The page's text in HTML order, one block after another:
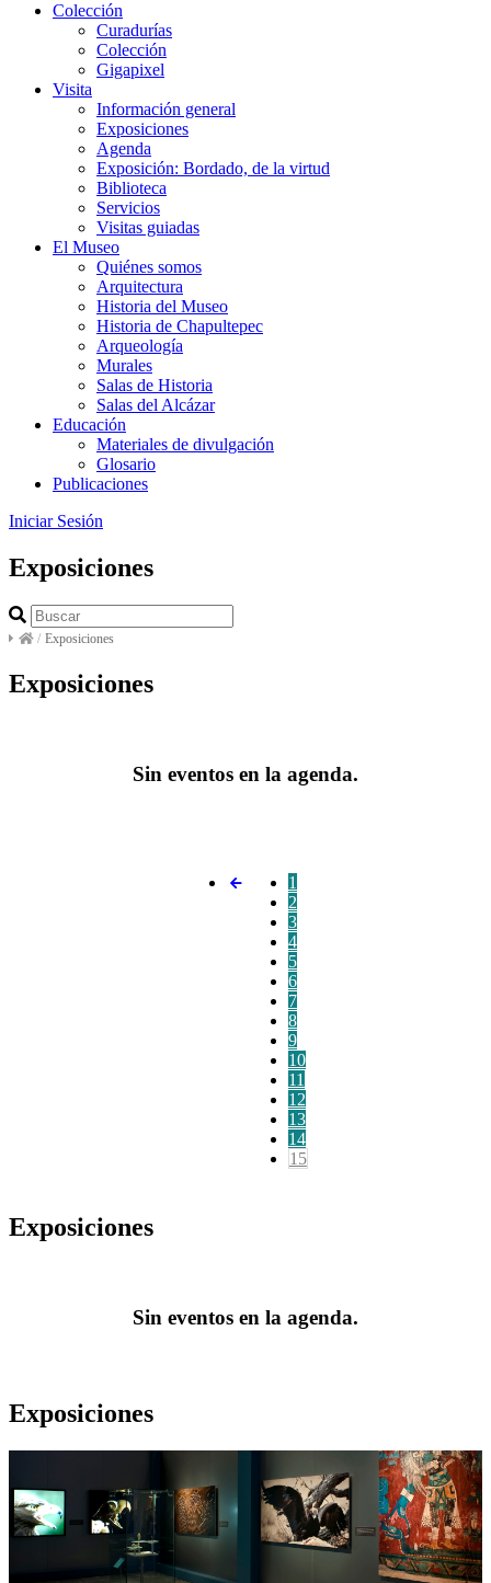
Colección
Curadurías
Colección
Gigapixel
Visita
Información general
Exposiciones
Agenda
Exposición: Bordado, de la virtud
Biblioteca
Servicios
Visitas guiadas
El Museo
Quiénes somos
Arquitectura
Historia del Museo
Historia de Chapultepec
Arqueología
Murales
Salas de Historia
Salas del Alcázar
Educación
Materiales de divulgación
Glosario
Publicaciones
Iniciar Sesión
Exposiciones
/ Exposiciones
Exposiciones
Sin eventos en la agenda.
1
2
3
4
5
6
7
8
9
10
11
12
13
14
15
Exposiciones
Sin eventos en la agenda.
Exposiciones